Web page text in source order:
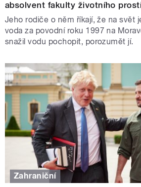
absolvent fakulty životního
Jeho rodiče o něm říkají, že na svět
voda za povodní roku 1997 na
snažil vodu pochopit, porozumět jí.
Zahraniční